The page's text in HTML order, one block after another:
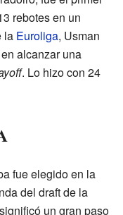
rebotes en un
la Euroliga, Usman
alcanzar una
. Lo hizo con 24
fue elegido en la
del draft de la
un gran paso